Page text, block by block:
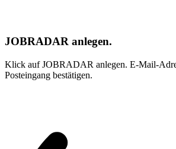
JOBRADAR anlegen.
Klick auf JOBRADAR anlegen. E-Mail-
Posteingang bestätigen.